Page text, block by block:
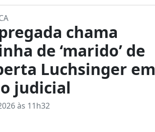
chama
de ‘marido’ de
Luchsinger em
judicial
às 11h32